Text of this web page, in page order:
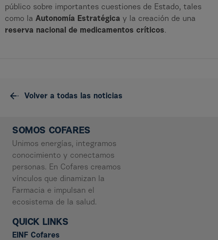
público sobre importantes cuestiones de Estado, tales
como la Autonomía Estratégica y la creación de una
reserva nacional de medicamentos críticos.
Volver a todas las noticias
SOMOS COFARES
Unimos energías, integramos
conocimiento y conectamos
personas. En Cofares creamos
vínculos que dinamizan la
Farmacia e impulsan el
ecosistema de la salud.
QUICK LINKS
EINF Cofares